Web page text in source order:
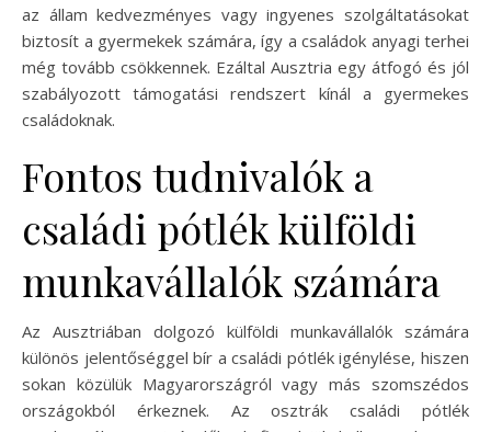
az állam kedvezményes vagy ingyenes szolgáltatásokat
biztosít a gyermekek számára, így a családok anyagi terhei
még tovább csökkennek. Ezáltal Ausztria egy átfogó és jól
szabályozott támogatási rendszert kínál a gyermekes
családoknak.
Fontos tudnivalók a
családi pótlék külföldi
munkavállalók számára
Az Ausztriában dolgozó külföldi munkavállalók számára
különös jelentőséggel bír a családi pótlék igénylése, hiszen
sokan közülük Magyarországról vagy más szomszédos
országokból érkeznek. Az osztrák családi pótlék